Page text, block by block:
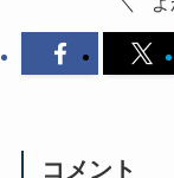
コメント